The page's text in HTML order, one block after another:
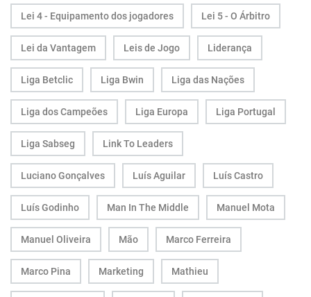
Lei 4 - Equipamento dos jogadores Lei 5 - O Árbitro
Lei da Vantagem Leis de Jogo Liderança
Liga Betclic Liga Bwin Liga das Nações
Liga dos Campeões Liga Europa Liga Portugal
Liga Sabseg Link To Leaders
Luciano Gonçalves Luís Aguilar Luís Castro
Luís Godinho Man In The Middle Manuel Mota
Manuel Oliveira Mão Marco Ferreira
Marco Pina Marketing Mathieu